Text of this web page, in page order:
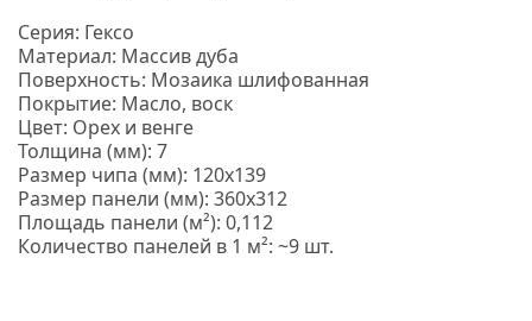
Серия: Гексо
Материал: Массив дуба
Поверхность: Мозаика шлифованная
Покрытие: Масло, воск
Цвет: Орех и венге
Толщина (мм): 7
Размер чипа (мм): 120х139
Размер панели (мм): 360х312
Площадь панели (м²): 0,112
Количество панелей в 1 м²: ~9 шт.